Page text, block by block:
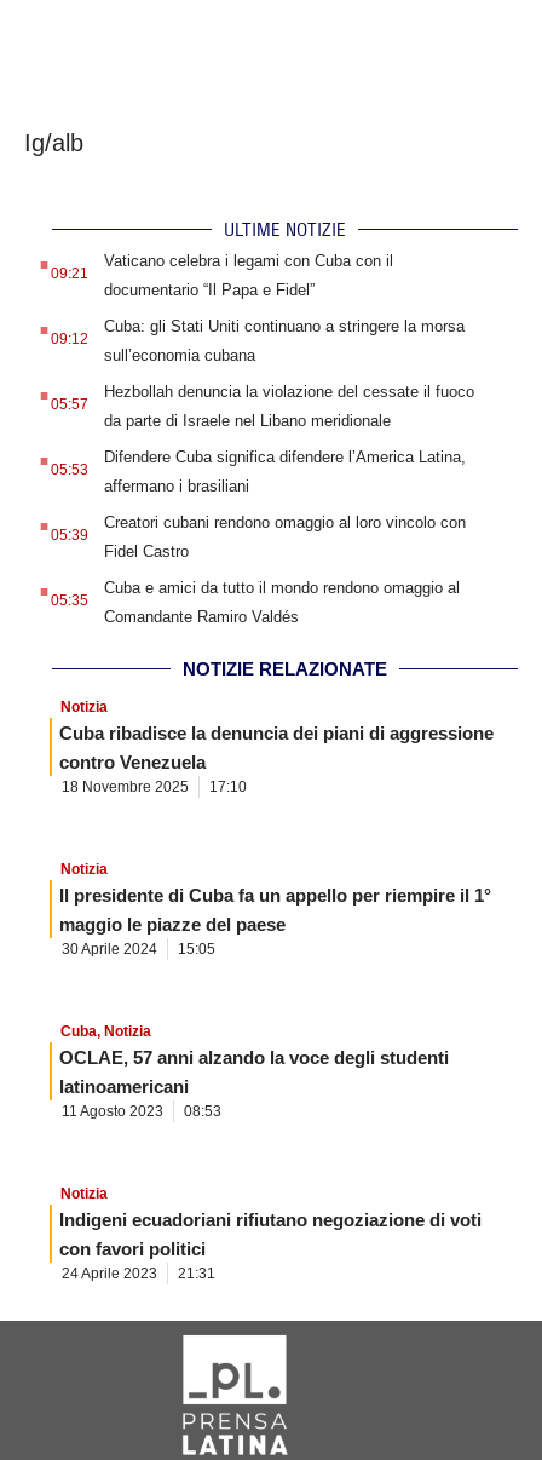
Ig/alb
ULTIME NOTIZIE
.09:21
Vaticano celebra i legami con Cuba con il
documentario “Il Papa e Fidel”
.09:12
Cuba: gli Stati Uniti continuano a stringere la morsa
sull’economia cubana
.05:57
Hezbollah denuncia la violazione del cessate il fuoco
da parte di Israele nel Libano meridionale
.05:53
Difendere Cuba significa difendere l’America Latina,
affermano i brasiliani
.05:39
Creatori cubani rendono omaggio al loro vincolo con
Fidel Castro
.05:35
Cuba e amici da tutto il mondo rendono omaggio al
Comandante Ramiro Valdés
NOTIZIE RELAZIONATE
Notizia
Cuba ribadisce la denuncia dei piani di aggressione
contro Venezuela
18 Novembre 2025 17:10
Notizia
Il presidente di Cuba fa un appello per riempire il 1°
maggio le piazze del paese
30 Aprile 2024 15:05
Cuba, Notizia
OCLAE, 57 anni alzando la voce degli studenti
latinoamericani
11 Agosto 2023 08:53
Notizia
Indigeni ecuadoriani rifiutano negoziazione di voti
con favori politici
24 Aprile 2023 21:31